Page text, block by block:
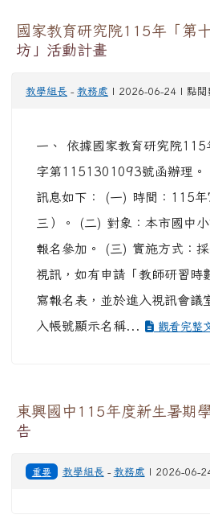
國家教育研究院115年「第
坊」活動計畫
教學組長 - 教務處 | 2026-06-24 | 點閱
一、 依據國家教育研究院
字第1151301093號函辦理。
訊息如下： (一) 時間：115
三）。 (二) 對象：本市國中
報名參加。 (三) 實施方式：
視訊，如有申請「教師研習時
寫報名表，並於進入視訊會議
入帳號顯示名稱...
觀看完整
東興國中115年度新生暑期
告
重要 教學組長 - 教務處 | 2026-06-